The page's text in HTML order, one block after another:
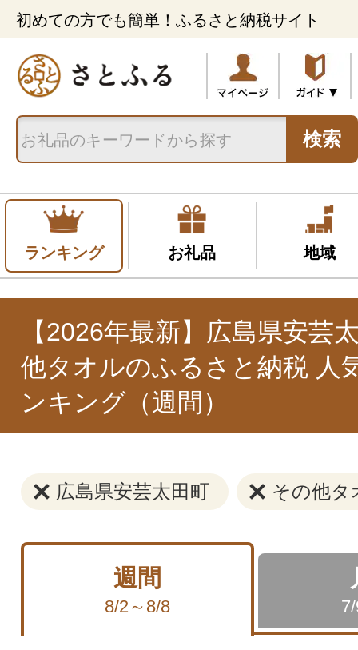
初めての方でも簡単！ふるさと納税サイト
検索
ランキング お礼品 地域
【2026年最新】広島県安芸
他タオルのふるさと納税 人
ンキング（週間）
広島県安芸太田町 その他タ
週間
8/2～8/8